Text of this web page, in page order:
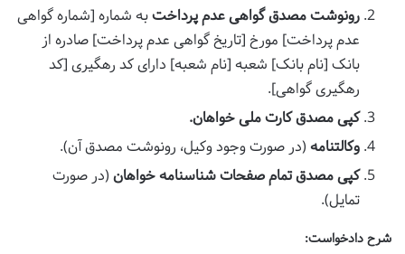
رونوشت مصدق گواهی عدم پرداختبه شماره [شماره گواهی
عدم پرداخت] مورخ [تاریخ گواهی عدم پرداخت] صادره از
بانک [نام بانک] شعبه [نام شعبه] دارای کد رهگیری [کد
رهگیری گواهی].
کپی مصدق کارت ملی خواهان.
وکالتنامه (در صورت وجود وکیل، رونوشت مصدق آن).
کپی مصدق تمام صفحات شناسنامه خواهان (در صورت
تمایل).
شرح دادخواست: